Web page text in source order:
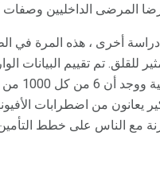
المرضى الداخليين وصفات
للقلق. تم تقييم البيانات
الرعاية
يعانون من اضطرابات
مع الناس على خطط